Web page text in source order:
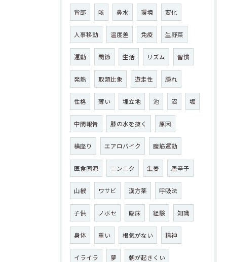
背部 咳 鼻水 環境 変化
人事移動 温度差 免疫 生野菜
運動 関節 生活 リズム 習慣
発熱 取類比象 遊走性 腫れ
性格 薄い 埋立地 池 沼 堀
中間報告 膝の水を抜く 原因
横座り エアロバイク 腹筋運動
医食同源 ニンニク 生姜 唐辛子
山椒 ワサビ 漢方薬 呼吸法
子供 ノボセ 臨床 経験 知識
身体 重い 根気がない 精神
イライラ 夢 朝が起きくい